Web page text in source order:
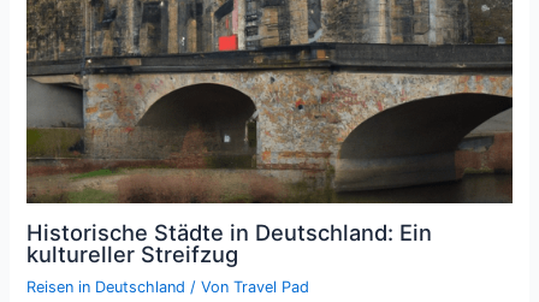
Historische Städte in Deutschland: Ein
kultureller Streifzug
Reisen in Deutschland / VonTravel Pad